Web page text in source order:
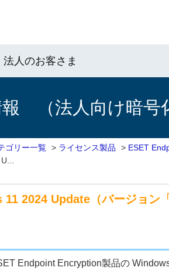
法人のお客さま
（法人向け暗号
ゴリー一覧 > ライセンス製品 > ESET
2024 Update（バージョン
Endpoint Encryption製品の